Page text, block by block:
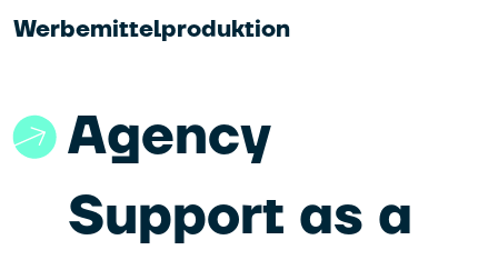
Werbemittelproduktion
Agency
Support as a